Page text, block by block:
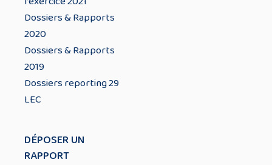
Dossiers & Rapports
2020
Dossiers & Rapports
2019
Dossiers reporting 29
LEC
DÉPOSER UN
RAPPORT